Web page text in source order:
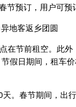
预订，用户可
在节前租空。此
假日期间，租车
。春节期间，出